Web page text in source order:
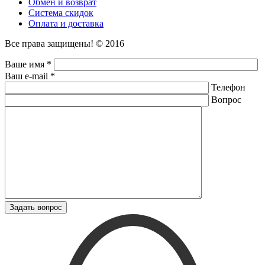
Система скидок
Оплата и доставка
Все права защищены! © 2016
Ваше имя *
Ваш e-mail *
Телефон
Вопрос